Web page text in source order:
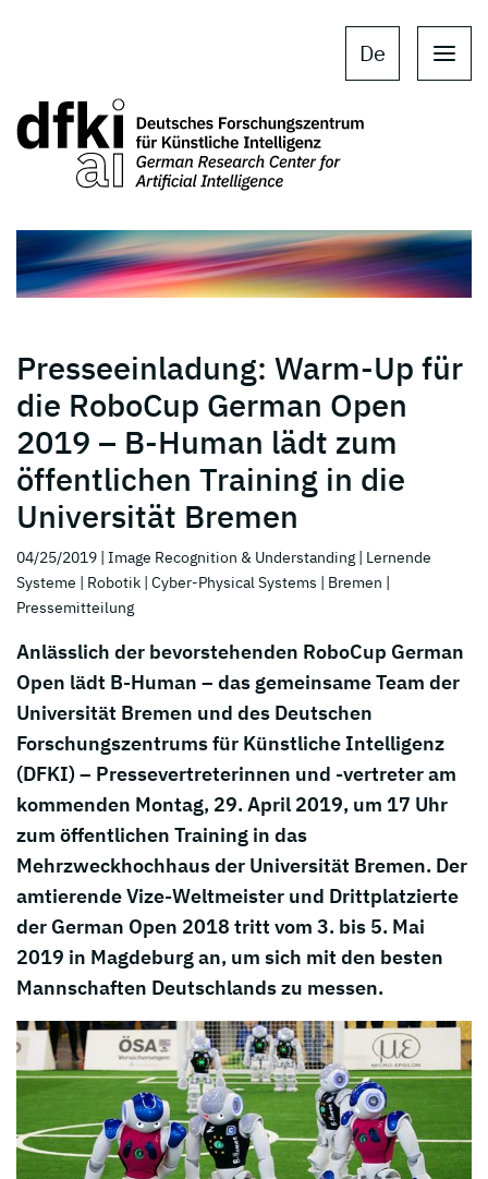
De
Presseeinladung: Warm-Up für
die RoboCup German Open
2019 – B-Human lädt zum
öffentlichen Training in die
Universität Bremen
04/25/2019 | Image Recognition & Understanding | Lernende
Systeme | Robotik | Cyber-Physical Systems | Bremen |
Pressemitteilung
Anlässlich der bevorstehenden RoboCup German
Open lädt B-Human – das gemeinsame Team der
Universität Bremen und des Deutschen
Forschungszentrums für Künstliche Intelligenz
(DFKI) – Pressevertreterinnen und -vertreter am
kommenden Montag, 29. April 2019, um 17 Uhr
zum öffentlichen Training in das
Mehrzweckhochhaus der Universität Bremen. Der
amtierende Vize-Weltmeister und Drittplatzierte
der German Open 2018 tritt vom 3. bis 5. Mai
2019 in Magdeburg an, um sich mit den besten
Mannschaften Deutschlands zu messen.